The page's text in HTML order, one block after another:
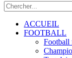
ACCUEIL
FOOTBALL
Football